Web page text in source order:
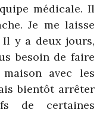
médicale. Il
Je me laisse
Il y a deux jours,
besoin de faire
avec les
bientôt arrêter
de certaines